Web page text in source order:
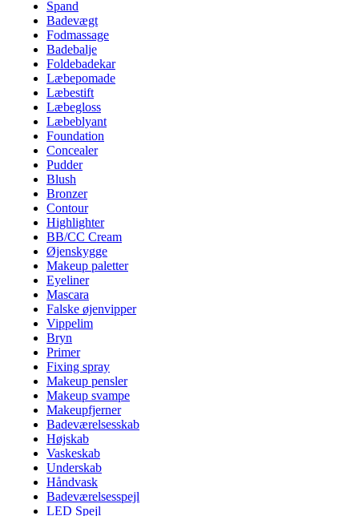
Spand
Badevægt
Fodmassage
Badebalje
Foldebadekar
Læbepomade
Læbestift
Læbegloss
Læbeblyant
Foundation
Concealer
Pudder
Blush
Bronzer
Contour
Highlighter
BB/CC Cream
Øjenskygge
Makeup paletter
Eyeliner
Mascara
Falske øjenvipper
Vippelim
Bryn
Primer
Fixing spray
Makeup pensler
Makeup svampe
Makeupfjerner
Badeværelsesskab
Højskab
Vaskeskab
Underskab
Håndvask
Badeværelsesspejl
LED Spejl